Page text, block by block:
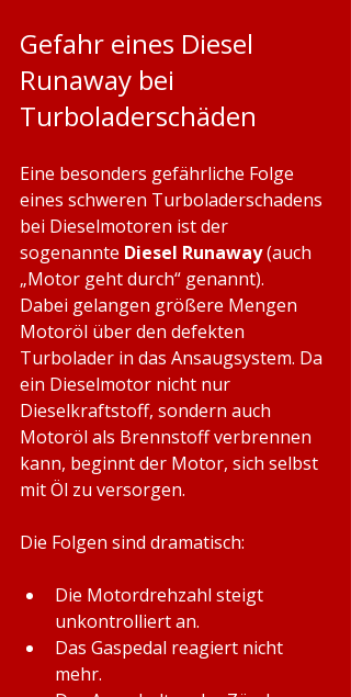
Gefahr eines Diesel
Runaway bei
Turboladerschäden
Eine besonders gefährliche Folge
eines schweren Turboladerschadens
bei Dieselmotoren ist der
sogenannte Diesel Runaway (auch
„Motor geht durch“ genannt).
Dabei gelangen größere Mengen
Motoröl über den defekten
Turbolader in das Ansaugsystem. Da
ein Dieselmotor nicht nur
Dieselkraftstoff, sondern auch
Motoröl als Brennstoff verbrennen
kann, beginnt der Motor, sich selbst
mit Öl zu versorgen.
Die Folgen sind dramatisch:
Die Motordrehzahl steigt
unkontrolliert an.
Das Gaspedal reagiert nicht
mehr.